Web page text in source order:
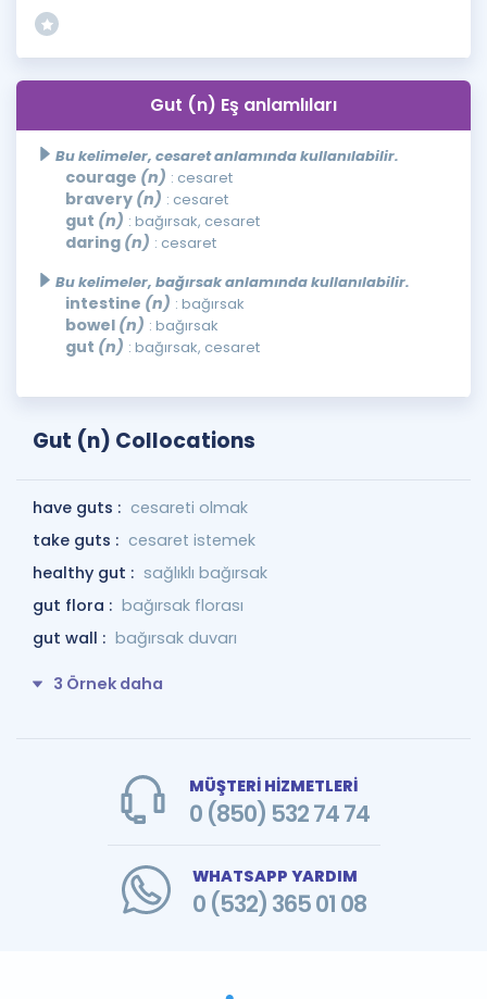
Gut (n) Eş anlamlıları
Bu kelimeler, cesaret anlamında kullanılabilir.
courage (n) : cesaret
bravery (n) : cesaret
gut (n) : bağırsak, cesaret
daring (n) : cesaret
Bu kelimeler, bağırsak anlamında kullanılabilir.
intestine (n) : bağırsak
bowel (n) : bağırsak
gut (n) : bağırsak, cesaret
Gut (n) Collocations
have guts : cesareti olmak
take guts : cesaret istemek
healthy gut : sağlıklı bağırsak
gut flora : bağırsak florası
gut wall : bağırsak duvarı
3 Örnek daha
MÜŞTERİ HİZMETLERİ
0 (850) 532 74 74
WHATSAPP YARDIM
0 (532) 365 01 08